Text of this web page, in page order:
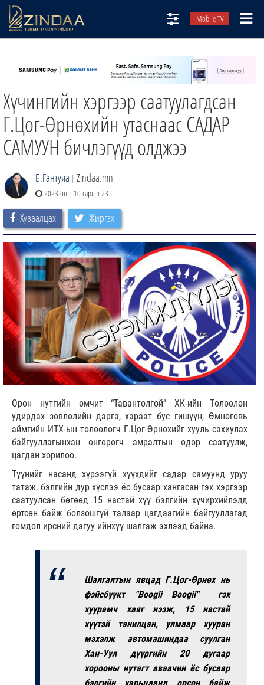
Mobile TV
ТВ8
ӨГЛӨӨНИЙ СОНИН
АУДИО ЗОХИОЛ
ЗИНДАА СЭТГҮҮЛ
Хүчингийн хэргээр саатуулагдсан
Г.Цог-Өрнөхийн утаснаас САДАР
САМУУН бичлэгүүд олджээ
Б.Гантуяа | Zindaa.mn
2023 оны 10 сарын 23
Хуваалцах Жиргэх
Орон нутгийн өмчит “Тавантолгой” ХК-ийн Төлөөлөн
удирдах зөвлөлийн дарга, хараат бус гишүүн, Өмнөговь
аймгийн ИТХ-ын төлөөлөгч Г.Цог-Өрнөхийг хууль сахиулах
байгууллагынхан өнгөрөгч амралтын өдөр саатуулж,
цагдан хорилоо.
Түүнийг насанд хүрээгүй хүүхдийг садар самуунд уруу
татаж, бэлгийн дур хүслээ ёс бусаар хангасан гэх хэргээр
саатуулсан бөгөөд 15 настай хүү бэлгийн хүчирхийлэлд
өртсөн байж болзошгүй талаар цагдаагийн байгууллагад
гомдол ирсний дагуу ийнхүү шалгаж эхлээд байна.
Шалгалтын явцад Г.Цог-Өрнөх нь
фэйсбүүкт "Boogii Boogii" гэх
хуурамч хаяг нээж, 15 настай
хүүтэй танилцан, улмаар хууран
мэхэлж автомашиндаа суулган
Хан-Уул дүүргийн 20 дугаар
хорооны нутагт аваачин ёс бусаар